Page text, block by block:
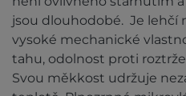
jsou dlouhodobé. Je lehčí
vysoké mechanické
tahu, odolnost proti
Svou měkkost udržuje